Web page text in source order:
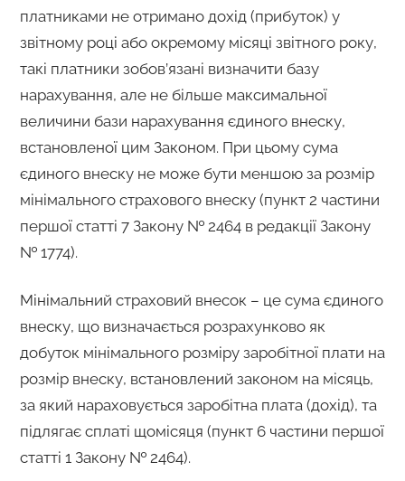
платниками не отримано дохід (прибуток) у
звітному році або окремому місяці звітного року,
такі платники зобов’язані визначити базу
нарахування, але не більше максимальної
величини бази нарахування єдиного внеску,
встановленої цим Законом. При цьому сума
єдиного внеску не може бути меншою за розмір
мінімального страхового внеску (пункт 2 частини
першої статті 7 Закону № 2464 в редакції Закону
№ 1774).
Мінімальний страховий внесок – це сума єдиного
внеску, що визначається розрахунково як
добуток мінімального розміру заробітної плати на
розмір внеску, встановлений законом на місяць,
за який нараховується заробітна плата (дохід), та
підлягає сплаті щомісяця (пункт 6 частини першої
статті 1 Закону № 2464).